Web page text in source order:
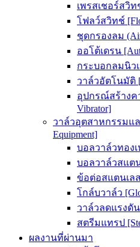
เพรสเชอร์สวิท
โฟลว์สวิทช์
ชุดกรองลม
ออโต้เดรน
กระบอกลมนิวเ
วาล์วอัตโนมัติ
อุปกรณ์สร้างค
Vibrator]
วาล์วอุตสาหกรรมแ
Equipment]
บอลวาล์วทองเ
บอลวาล์วสแตน
ข้อต่อสแตนเลส
โกล์บวาล์ว
วาล์วลดแรงดัน
สตรีมแทรป
ผลงานที่ผ่านมา